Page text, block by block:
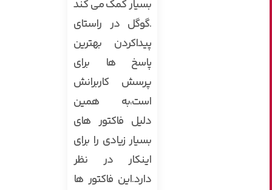
بسیار کمک می کند
.گوگل در راستای
پیداکردن بهترین
پاسخ ها برای
پرسش کاربرانش
است،به همین
دلیل فاکتور های
بسیار زیادی را برای
اینکار در نظر
دارد.این فاکتور ها